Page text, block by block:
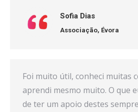
Sofia Dias
Associação, Évora
Foi muito útil, conheci muitas
aprendi mesmo muito. O que
de ter um apoio destes